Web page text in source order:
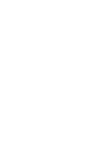
et d'autres